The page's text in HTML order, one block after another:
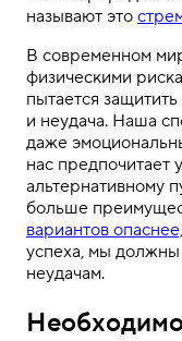
называют это
В современном
физическими
пытается
и неудача. Наша
даже
нас предпочитает
альтернативному
больше
вариантов
успеха, мы
неудачам.